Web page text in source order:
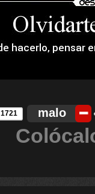
1721 malo